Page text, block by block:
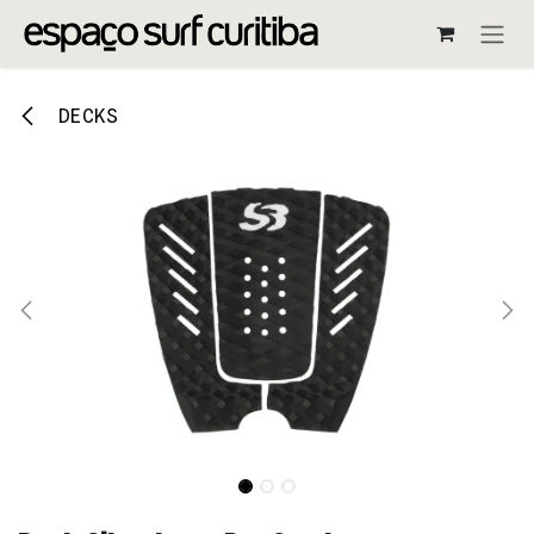
Pular para o conteúdo
DECKS